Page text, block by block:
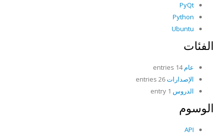
PyQt
Python
Ubuntu
الفئات
عام14 entries
الإصدارات
الدروس
الوسوم
API